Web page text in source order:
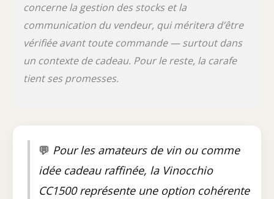
concerne la gestion des stocks et la
communication du vendeur, qui méritera d’être
vérifiée avant toute commande — surtout dans
un contexte de cadeau. Pour le reste, la carafe
tient ses promesses.
💬 Pour les amateurs de vin ou comme
idée cadeau raffinée, la Vinocchio
CC1500 représente une option cohérente